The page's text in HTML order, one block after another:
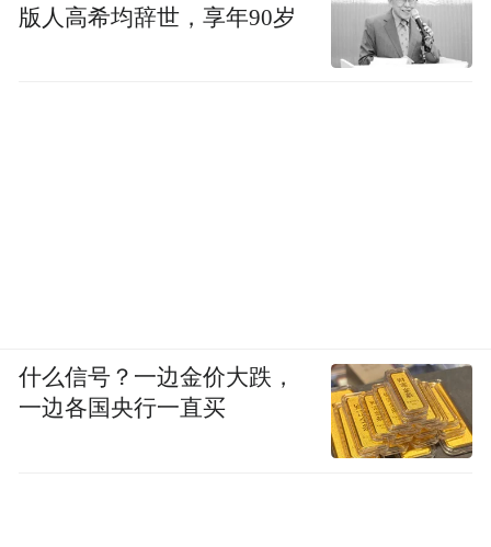
版人高希均辞世，享年90岁
什么信号？一边金价大跌，
一边各国央行一直买